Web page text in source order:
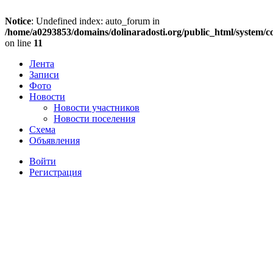
Notice: Undefined index: auto_forum in
/home/a0293853/domains/dolinaradosti.org/public_html/
on line 11
Лента
Записи
Фото
Новости
Новости участников
Новости поселения
Схема
Объявления
Войти
Регистрация